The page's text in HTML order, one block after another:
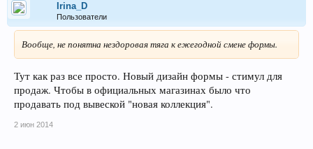
Irina_D
Пользователи
Вообще, не понятна нездоровая тяга к ежегодной смене формы.
Тут как раз все просто. Новый дизайн формы - стимул для
продаж. Чтобы в официальных магазинах было что
продавать под вывеской "новая коллекция".
2 июн 2014